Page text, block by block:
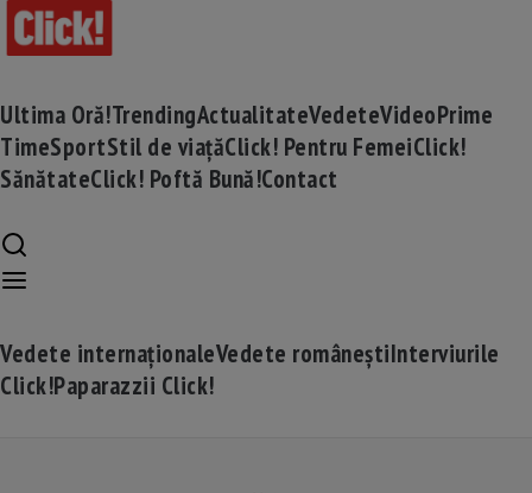
Ultima Oră!TrendingActualitateVedeteVideoPrime
TimeSportStil de viațăClick! Pentru FemeiClick!
SănătateClick! Poftă Bună!Contact
Vedete internaționaleVedete româneștiInterviurile
Click!Paparazzii Click!